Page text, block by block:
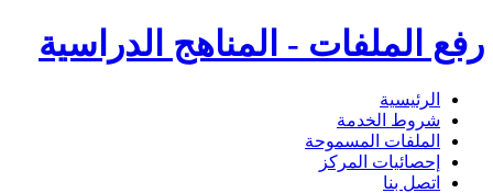
رفع الملفات - المناهج الدراسية
الرئيسية
شروط الخدمة
الملفات المسموحة
إحصائيات المركز
اتصل بنا